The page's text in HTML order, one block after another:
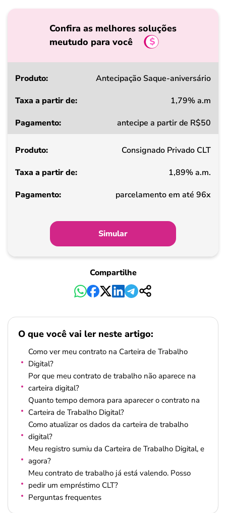
Confira as melhores soluções
meutudo para você
Produto
a
de
Pagamento
Antecipação Saque-aniversário
1,79% a.m
antecipe a partir de R$50
Consignado Privado CLT
1,89% a.m.
parcelamento em até 96x
Simular
Compartilhe
O que você vai ler neste artigo:
Como ver meu contrato na Carteira de Trabalho
Digital?
Por que meu contrato de trabalho não aparece na
carteira digital?
Quanto tempo demora para aparecer o contrato na
Carteira de Trabalho Digital?
Como atualizar os dados da carteira de trabalho
digital?
Meu registro sumiu da Carteira de Trabalho Digital, e
agora?
Meu contrato de trabalho já está valendo. Posso
pedir um empréstimo CLT?
Perguntas frequentes